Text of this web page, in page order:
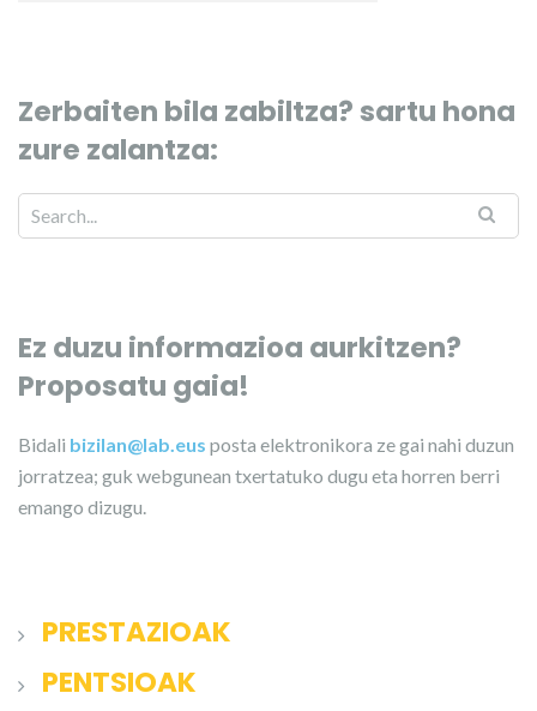
Zerbaiten bila zabiltza? sartu hona
zure zalantza:
Ez duzu informazioa aurkitzen?
Proposatu gaia!
Bidali bizilan@lab.eus posta elektronikora ze gai nahi duzun
jorratzea; guk webgunean txertatuko dugu eta horren berri
emango dizugu.
PRESTAZIOAK
PENTSIOAK